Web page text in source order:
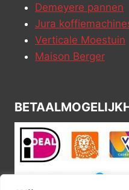
Demeyere pannen
Jura
Verticale Moestuin
Maison Berger